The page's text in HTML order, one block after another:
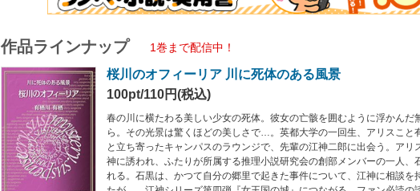
作品ラインナップ 1巻まで配信中！
桜川のオフィーリア 川に死体のある風景
100pt/110円(税込)
春の川に横たわる美しい少女の死体。彼女の亡骸を囲むように浮かんだ
ら。その光景は驚くほどの美しさで…。英都大学の一回生、アリスこと
と立ち寄ったキャンパスのラウンジで、先輩の江神二郎に出会う。アリ
神に誘われ、ふたりが所属する推理小説研究会の創部メンバーの一人、
れる。石黒は、かつて自分の郷里で起きた事件について、江神に相談を